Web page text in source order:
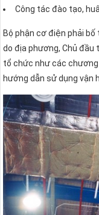
Công tác đào tạo,
Bộ phận cơ điện phải
do địa phương, Chủ đầu
tổ chức như các chương
hướng dẫn sử dụng vận